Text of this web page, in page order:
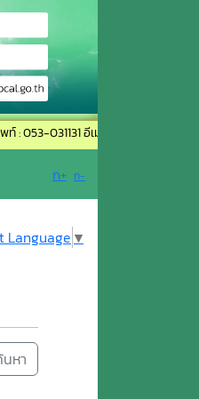
อีเมล์ :
ก+ ก-
Language ▼
หา